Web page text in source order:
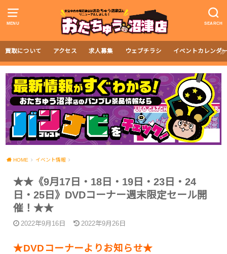
MENU SEARCH
買取について アクセス 求人募集 ウェブチラシ イベントカレンダ
HOME イベント情報
★★《9月17日・18日・19日・23日・24
日・25日》DVDコーナー週末限定セール開
催！★★
2022年9月16日 2022年9月26日
★DVDコーナーよりお知らせ★